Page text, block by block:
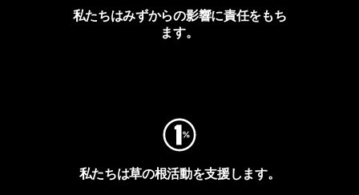
私たちはみずからの影響に責任をもち
ます。
私たちは草の根活動を支援します。